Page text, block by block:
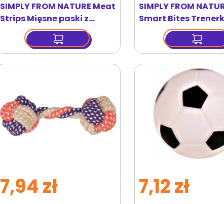
SIMPLY FROM NATURE Meat
Strips Mięsne paski z
kaczki dla psów 80 g
SIMPLY FROM
Smart Bites
drobiu dla psów 130
7,94 zł 7,12 zł